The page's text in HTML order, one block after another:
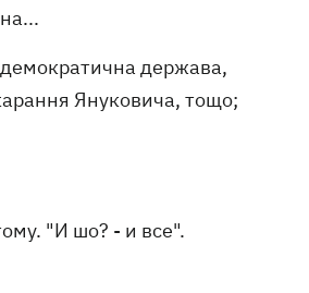
демократична держава,
Януковича, тощо;
"И шо? - и все".